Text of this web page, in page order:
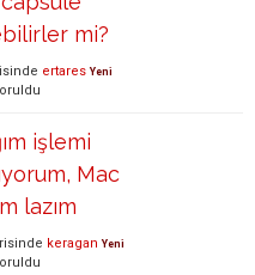
mi?
ertares Yeni
işlemi
Mac
lazım
keragan Yeni